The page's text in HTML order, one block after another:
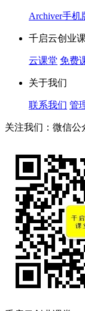
Archiver手机
千启云创业
云课堂 免费
关于我们
联系我们 管
关注我们：微信公